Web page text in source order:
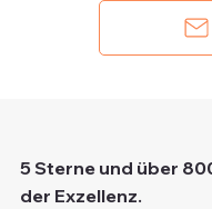
5 Sterne und über
der Exzellenz.